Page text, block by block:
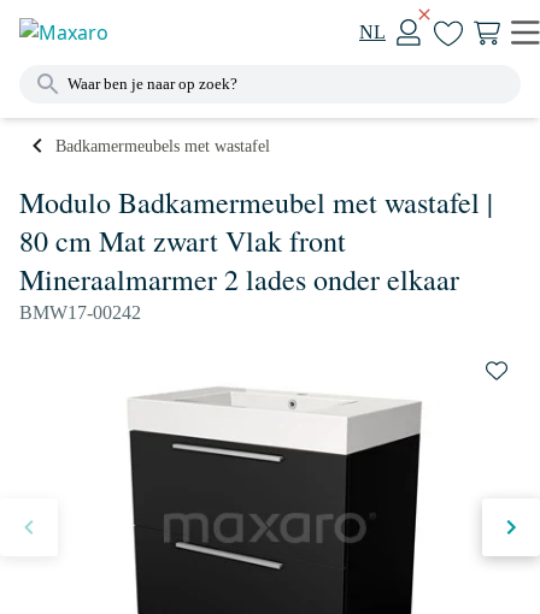
NL
Badkamermeubels met wastafel
Modulo Badkamermeubel met wastafel |
80 cm Mat zwart Vlak front
Mineraalmarmer 2 lades onder elkaar
BMW17-00242